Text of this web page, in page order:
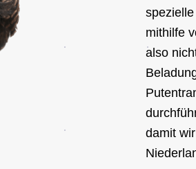
mithilfe
also
damit